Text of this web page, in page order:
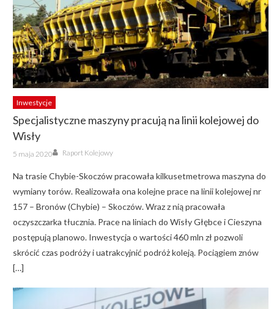
Inwestycje
Specjalistyczne maszyny pracują na linii kolejowej do
Wisły
Posted
on
5 maja 2020 Author
Raport Kolejowy
Na trasie Chybie-Skoczów pracowała kilkusetmetrowa maszyna do
wymiany torów. Realizowała ona kolejne prace na linii kolejowej nr
157 – Bronów (Chybie) – Skoczów. Wraz z nią pracowała
oczyszczarka tłucznia. Prace na liniach do Wisły Głębce i Cieszyna
postępują planowo. Inwestycja o wartości 460 mln zł pozwoli
skrócić czas podróży i uatrakcyjnić podróż koleją. Pociągiem znów
[…]